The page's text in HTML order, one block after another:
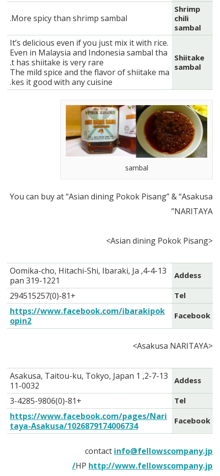
Shrimp
chili
sambal
More spicy than shrimp sambal.
Shiitake
sambal
It’s delicious even if you just mix it with rice.
Even in Malaysia and Indonesia sambal tha
t has shiitake is very rare.
The mild spice and the flavor of shiitake ma
kes it good with any cuisine.
sambal
You can buy at “Asian dining Pokok Pisang” & “Asakusa
NARITAYA”
<Asian dining Pokok Pisang>
Addess
4-4-13, Oomika-cho, Hitachi-Shi, Ibaraki, Ja
pan 319-1221
Tel
+81-(0)294515257
Facebook
https://www.facebook.com/ibarakipok
opin2
<Asakusa NARITAYA>
Addess
2-7-13, Asakusa, Taitou-ku, Tokyo, Japan 1
11-0032
Tel
+81-(0)3-4285-9806
Facebook
https://www.facebook.com/pages/Nari
taya-Asakusa/1026879174006734
contact info@fellowscompany.jp
HP http://www.fellowscompany.jp/